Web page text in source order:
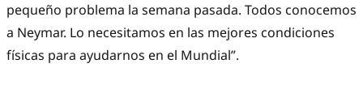
pequeño problema la semana pasada. Todos conocemos
a Neymar. Lo necesitamos en las mejores condiciones
físicas para ayudarnos en el Mundial”.